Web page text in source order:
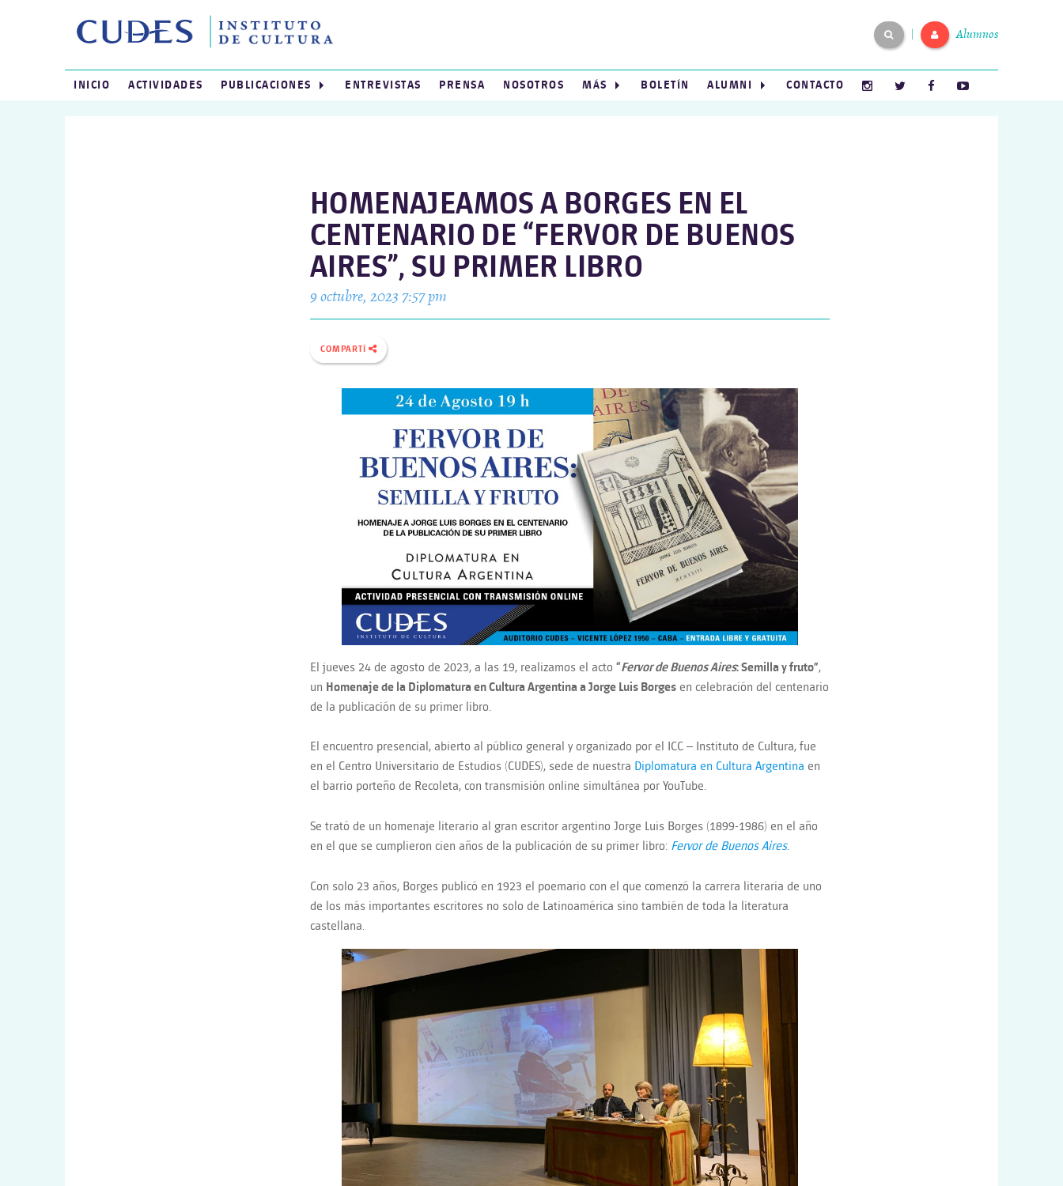
Alumnos
INICIO ACTIVIDADES PUBLICACIONES ENTREVISTAS PRENSA NOSOTROS MÁS BOLETÍN ALUMNI CONTACTO
HOMENAJEAMOS A BORGES EN EL
CENTENARIO DE “FERVOR DE BUENOS
AIRES”, SU PRIMER LIBRO
9 octubre, 2023 7:57 pm
COMPARTÍ
El jueves 24 de agosto de 2023, a las 19, realizamos el acto “Fervor de Buenos Aires: Semilla y fruto”,
un Homenaje de la Diplomatura en Cultura Argentina a Jorge Luis Borges en celebración del centenario
de la publicación de su primer libro.
El encuentro presencial, abierto al público general y organizado por el ICC – Instituto de Cultura, fue
en el Centro Universitario de Estudios (CUDES), sede de nuestra Diplomatura en Cultura Argentina en
el barrio porteño de Recoleta, con transmisión online simultánea por YouTube.
Se trató de un homenaje literario al gran escritor argentino Jorge Luis Borges (1899-1986) en el año
en el que se cumplieron cien años de la publicación de su primer libro: Fervor de Buenos Aires.
Con solo 23 años, Borges publicó en 1923 el poemario con el que comenzó la carrera literaria de uno
de los más importantes escritores no solo de Latinoamérica sino también de toda la literatura
castellana.